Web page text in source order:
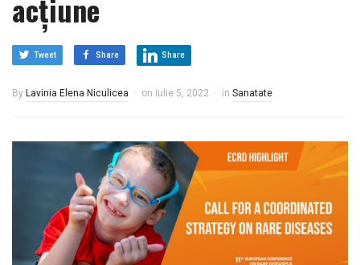
acțiune
Tweet Share Share
By Lavinia Elena Niculicea on iulie 5, 2022 in Sanatate